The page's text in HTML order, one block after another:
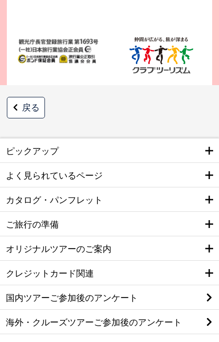
戻る
ピックアップ
よく見られているページ
カタログ・パンフレット
ご旅行の準備
オリジナルツアーのご案内
クレジットカード関連
国内ツアーご参加後のアンケート
海外・クルーズツアーご参加後のアンケート